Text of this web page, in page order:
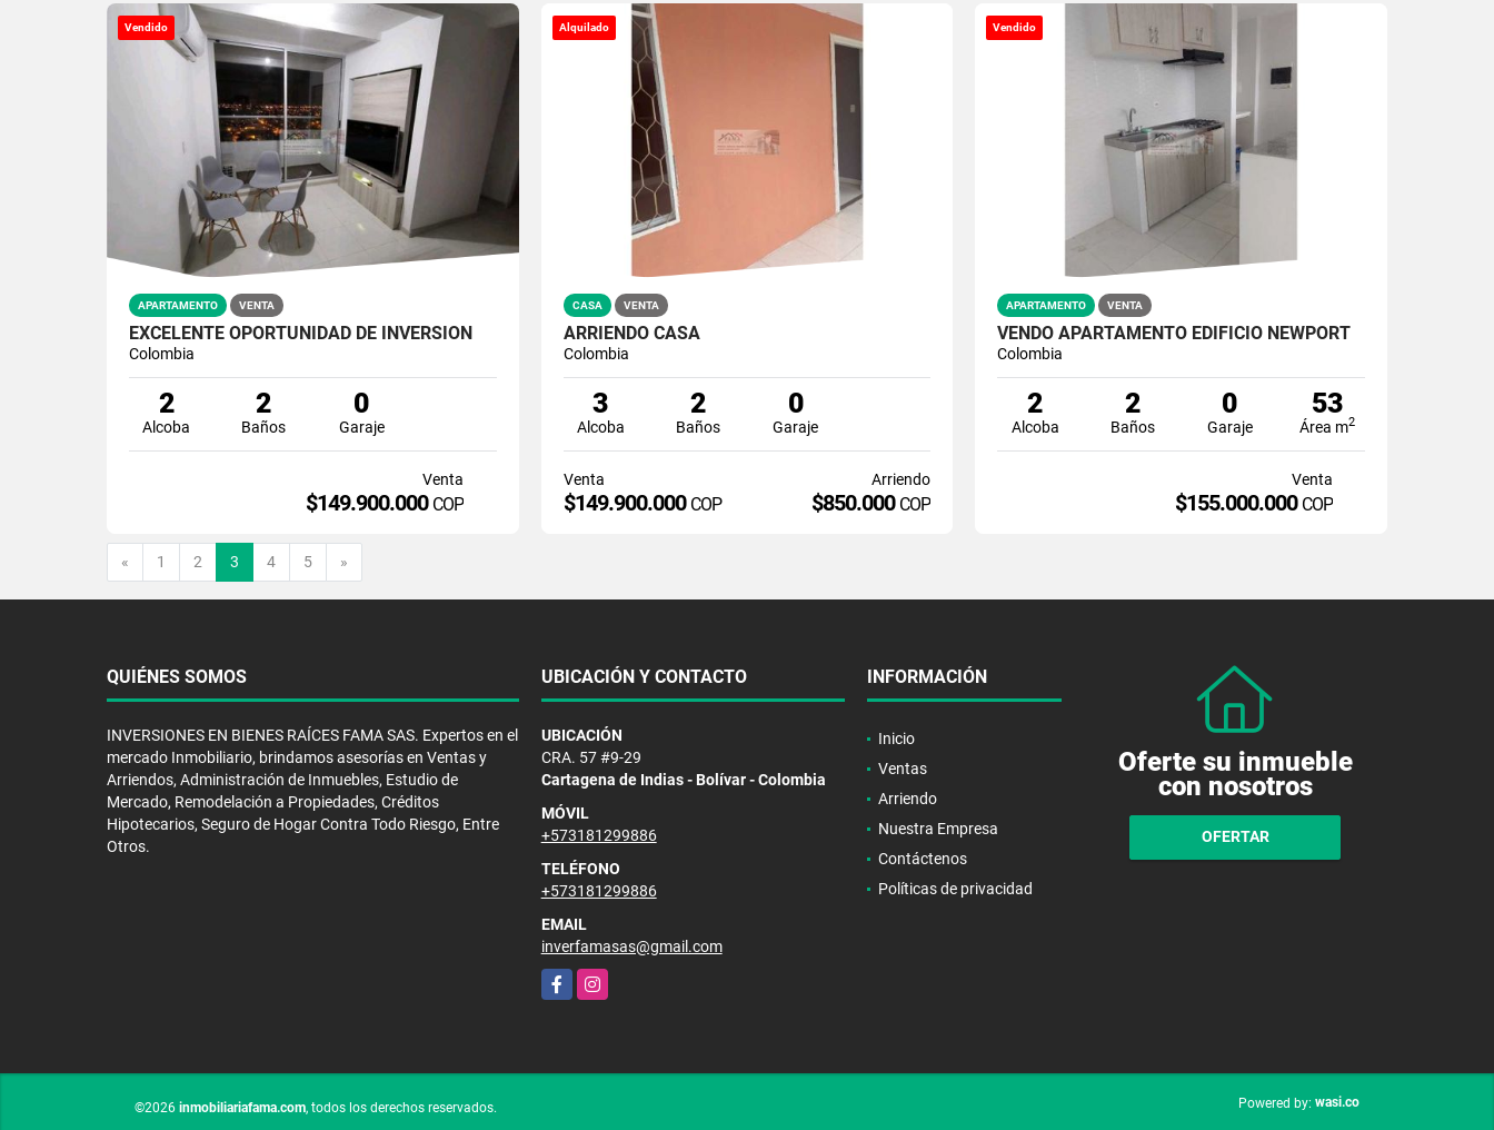
Vendido
APARTAMENTO VENTA
EXCELENTE OPORTUNIDAD DE INVERSION
Colombia
2
Alcoba
2
Baños
0
Garaje
Venta
$149.900.000 COP
Alquilado
CASA VENTA
ARRIENDO CASA
Colombia
3
Alcoba
2
Baños
0
Garaje
Venta
$149.900.000 COP
Arriendo
$850.000 COP
Vendido
APARTAMENTO VENTA
VENDO APARTAMENTO EDIFICIO NEWPORT
Colombia
2
Alcoba
2
Baños
0
Garaje
53
Área m2
Venta
$155.000.000 COP
« Anterior
1 2 3 4 5 »
QUIÉNES SOMOS
INVERSIONES EN BIENES RAÍCES FAMA SAS. Expertos en el
mercado Inmobiliario, brindamos asesorías en Ventas y
Arriendos, Administración de Inmuebles, Estudio de
Mercado, Remodelación a Propiedades, Créditos
Hipotecarios, Seguro de Hogar Contra Todo Riesgo, Entre
Otros.
UBICACIÓN Y CONTACTO
UBICACIÓN
CRA. 57 #9-29
Cartagena de Indias - Bolívar - Colombia
MÓVIL
+573181299886
TELÉFONO
+573181299886
EMAIL
inverfamasas@gmail.com
FacebookInstagram
INFORMACIÓN
Inicio
Ventas
Arriendo
Nuestra Empresa
Contáctenos
Políticas de privacidad
Oferte su inmueble
con nosotros
OFERTAR
©2026 inmobiliariafama.com, todos los derechos reservados. Powered by: wasi.co